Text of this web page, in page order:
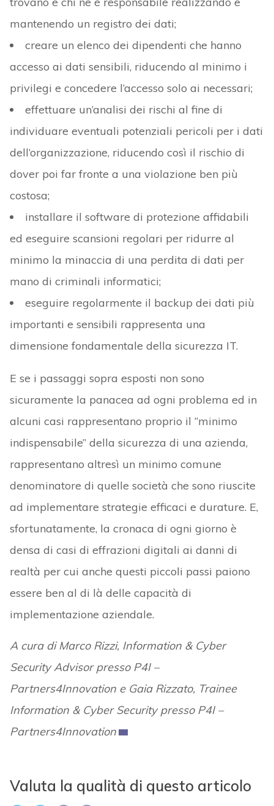
mantenendo un registro dei dati;
creare un elenco dei dipendenti che hanno
accesso ai dati sensibili, riducendo al minimo i
privilegi e concedere l’accesso solo ai necessari;
effettuare un’analisi dei rischi al fine di
individuare eventuali potenziali pericoli per i dati
dell’organizzazione, riducendo così il rischio di
dover poi far fronte a una violazione ben più
costosa;
installare il software di protezione affidabili
ed eseguire scansioni regolari per ridurre al
minimo la minaccia di una perdita di dati per
mano di criminali informatici;
eseguire regolarmente il backup dei dati più
importanti e sensibili rappresenta una
dimensione fondamentale della sicurezza IT.
E se i passaggi sopra esposti non sono
sicuramente la panacea ad ogni problema ed in
alcuni casi rappresentano proprio il “minimo
indispensabile” della sicurezza di una azienda,
rappresentano altresì un minimo comune
denominatore di quelle società che sono riuscite
ad implementare strategie efficaci e durature. E,
sfortunatamente, la cronaca di ogni giorno è
densa di casi di effrazioni digitali ai danni di
realtà per cui anche questi piccoli passi paiono
essere ben al di là delle capacità di
implementazione aziendale.
A cura di Marco Rizzi, Information & Cyber
Security Advisor presso P4I –
Partners4Innovation e Gaia Rizzato, Trainee
Information & Cyber Security presso P4I –
Partners4Innovation
Valuta la qualità di questo articolo